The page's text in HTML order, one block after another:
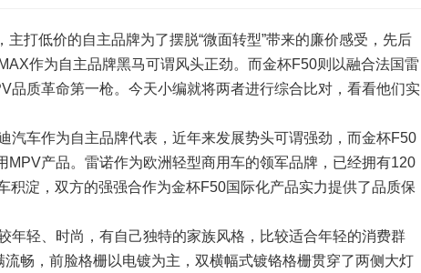
打低价的自主品牌为了摆脱“微面转型”带来的廉价感受，先后
作为自主品牌黑马可谓风头正劲。而金杯F50则以融合法国雷
品质革命第一枪。今天小编就将两者进行综合比对，看看他们实
汽车作为自主品牌代表，近年来发展势头可谓强劲，而金杯F50
MPV产品。雷诺作为欧洲轻型商用车的领军品牌，已经拥有120
积淀，双方的强强合作为金杯F50国际化产品实力提供了品质保
年轻、时尚，有自己独特的家族风格，比较适合年轻的消费群
畅，前脸格栅以电镀为主，双横幅式镀铬格栅贯穿了两侧大灯